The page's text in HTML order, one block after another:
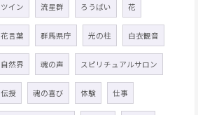
ツイン 流星群 ろうばい 花
花言葉 群馬県庁 光の柱 白衣観音
自然界 魂の声 スピリチュアルサロン
伝授 魂の喜び 体験 仕事